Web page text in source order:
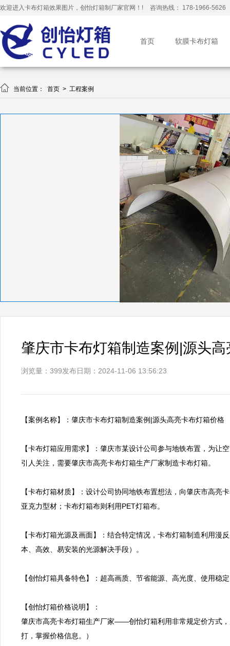
欢迎进入卡布灯箱效果图片，创怡灯箱制厂家官网！! 咨询热线： 178-1966-5626
首页 软膜卡布灯箱
 当前位置： 首页 > 工程案例
肇庆市卡布灯箱制造案例|源头
浏览量：399发布日期：2024-11-06 13:56:23
【案例名称】：肇庆市卡布灯箱制造案例|源头高亮卡布灯箱
【卡布灯箱应用需求】：肇庆市某设计公司参与地铁布置，为
引人关注，需要肇庆市高亮卡布灯箱生产厂家制造卡布灯箱。
【卡布灯箱材质】：设计公司协同地铁布置想法，向肇庆市高
亚克力型材；卡布灯箱布则利用PET灯箱布。
【卡布灯箱光源及画面】：结合特定情况，卡布灯箱制造利用
本、高效、易安装的光源解决手段）。
【创怡灯箱具备特色】：超高画质、节省能源、高光度、使用稳
【创怡灯箱价格说明】：
肇庆市高亮卡布灯箱生产厂家——创怡灯箱利用非常规定价方式
打，掌握价格信息。）